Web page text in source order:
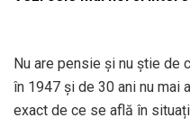
Nu are pensie și nu știe de
în 1947 și de 30 ani nu mai
exact de ce se află în